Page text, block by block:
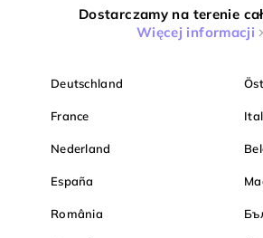
Dostarczamy na terenie
Więcej informacji
Deutschland
France
Nederland
España
România